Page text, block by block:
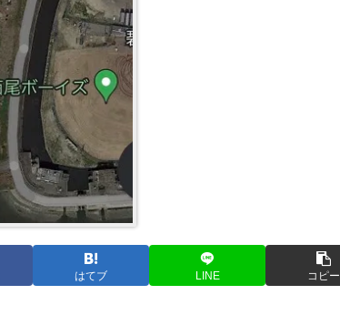
はてブ LINE コピー